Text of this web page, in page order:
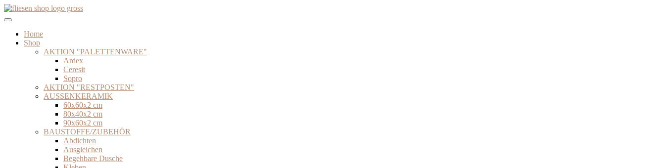
Zum
Inhalt
Home
Shop
AKTION "PALETTENWARE"
Ardex
Ceresit
Sopro
AKTION "RESTPOSTEN"
AUSSENKERAMIK
60x60x2 cm
80x40x2 cm
90x60x2 cm
BAUSTOFFE/ZUBEHÖR
Abdichten
Ausgleichen
Begehbare Dusche